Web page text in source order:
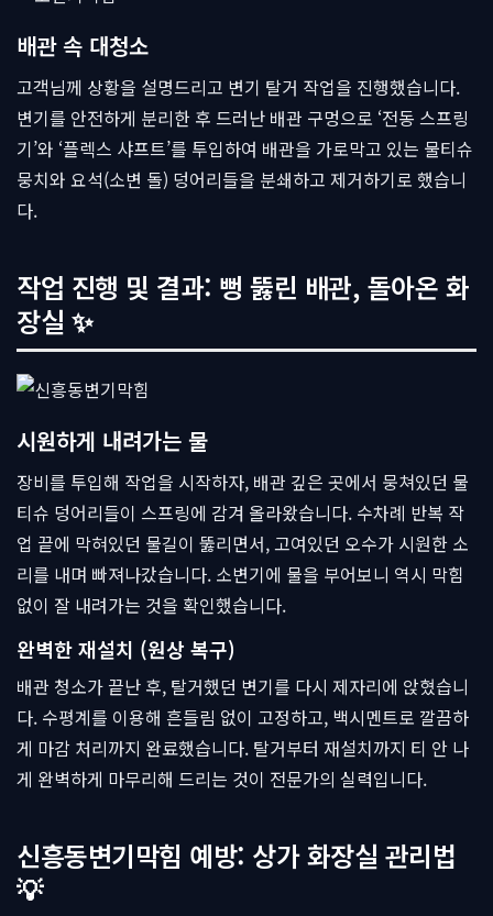
배관 속 대청소
고객님께 상황을 설명드리고 변기 탈거 작업을 진행했습니다.
변기를 안전하게 분리한 후 드러난 배관 구멍으로 ‘전동 스프링
기’와 ‘플렉스 샤프트’를 투입하여 배관을 가로막고 있는 물티슈
뭉치와 요석(소변 돌) 덩어리들을 분쇄하고 제거하기로 했습니
다.
작업 진행 및 결과: 뻥 뚫린 배관, 돌아온 화
장실 ✨
시원하게 내려가는 물
장비를 투입해 작업을 시작하자, 배관 깊은 곳에서 뭉쳐있던 물
티슈 덩어리들이 스프링에 감겨 올라왔습니다. 수차례 반복 작
업 끝에 막혀있던 물길이 뚫리면서, 고여있던 오수가 시원한 소
리를 내며 빠져나갔습니다. 소변기에 물을 부어보니 역시 막힘
없이 잘 내려가는 것을 확인했습니다.
완벽한 재설치 (원상 복구)
배관 청소가 끝난 후, 탈거했던 변기를 다시 제자리에 앉혔습니
다. 수평계를 이용해 흔들림 없이 고정하고, 백시멘트로 깔끔하
게 마감 처리까지 완료했습니다. 탈거부터 재설치까지 티 안 나
게 완벽하게 마무리해 드리는 것이 전문가의 실력입니다.
신흥동변기막힘 예방: 상가 화장실 관리법
💡